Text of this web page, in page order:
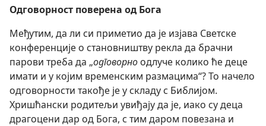
Одговорност поверена од Бога
Међутим, да ли си приметио да је изјава Светске
конференције о становништву рекла да брачни
парови треба да „одговорноодлуче колико ће деце
имати и у којим временским размацима“? То начело
одговорности такође је у складу с Библијом.
Хришћански родитељи увиђају да је, иако су деца
драгоцени дар од Бога, с тим даром повезана и